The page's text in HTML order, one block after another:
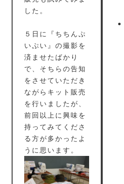
した。
５日に『ちちんぷ
いぷい』の撮影を
済ませたばかり
で、そちらの告知
をさせていただき
ながらキット販売
を行いましたが、
前回以上に興味を
持ってみてくださ
る方が多かったよ
うに思います。